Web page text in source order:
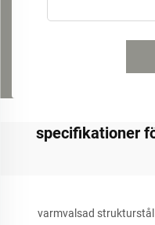
specifikationer
varmvalsad strukturstål